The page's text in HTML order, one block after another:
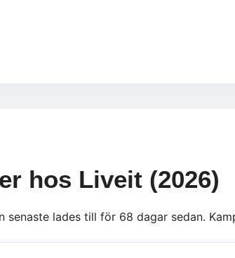
hos Liveit (2026)
lades till för 68 dagar sedan.